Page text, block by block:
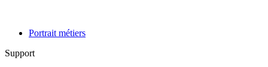
Portrait métiers
Support